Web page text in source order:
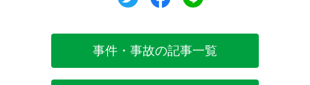
事件・事故の記事一覧